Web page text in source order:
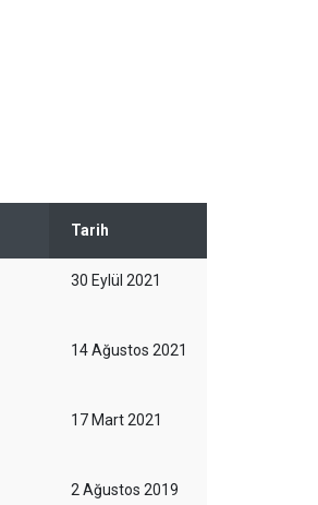
Tarih
30 Eylül 2021
14 Ağustos 2021
17 Mart 2021
2 Ağustos 2019